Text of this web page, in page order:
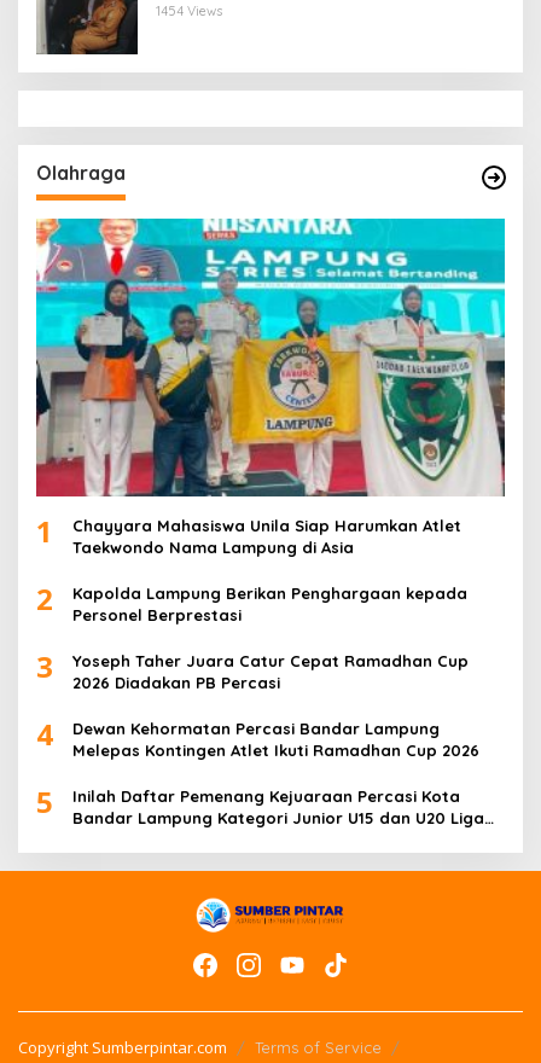
Bandar Lampung
1454 Views
Olahraga
1
Chayyara Mahasiswa Unila Siap Harumkan Atlet
Taekwondo Nama Lampung di Asia
2
Kapolda Lampung Berikan Penghargaan kepada
Personel Berprestasi
3
Yoseph Taher Juara Catur Cepat Ramadhan Cup
2026 Diadakan PB Percasi
4
Dewan Kehormatan Percasi Bandar Lampung
Melepas Kontingen Atlet Ikuti Ramadhan Cup 2026
5
Inilah Daftar Pemenang Kejuaraan Percasi Kota
Bandar Lampung Kategori Junior U15 dan U20 Liga
Copyright Sumberpintar.com
Terms of Service